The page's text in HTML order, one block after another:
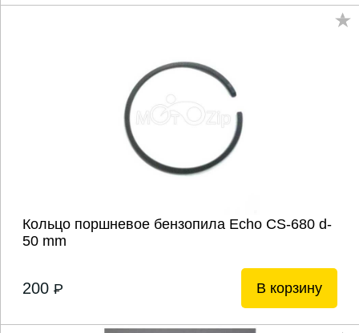
Кольцо поршневое бензопила Echo CS-680 d-
50 mm
200 P В корзину